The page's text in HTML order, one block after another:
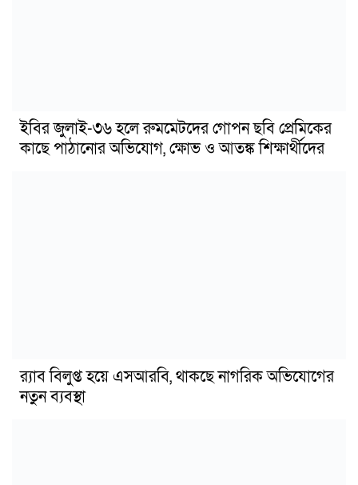
ইবির জুলাই-৩৬ হলে রুমমেটদের গোপন ছবি প্রেমিকের
কাছে পাঠানোর অভিযোগ, ক্ষোভ ও আতঙ্ক শিক্ষার্থীদের
র‍্যাব বিলুপ্ত হয়ে এসআরবি, থাকছে নাগরিক অভিযোগের
নতুন ব্যবস্থা